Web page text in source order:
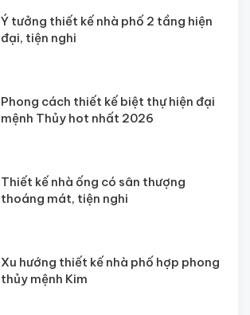
Ý tưởng thiết kế nhà phố 2 tầng hiện
đại, tiện nghi
Phong cách thiết kế biệt thự hiện đại
mệnh Thủy hot nhất 2026
Thiết kế nhà ống có sân thượng
thoáng mát, tiện nghi
Xu hướng thiết kế nhà phố hợp phong
thủy mệnh Kim